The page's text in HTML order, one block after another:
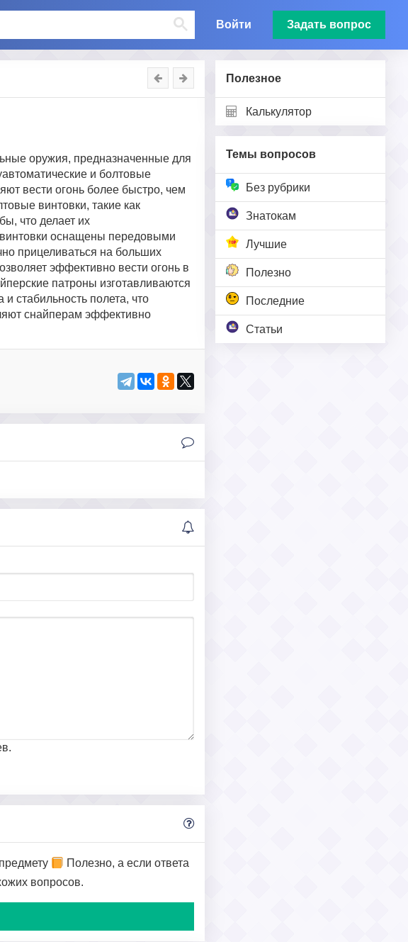
Войти Задать вопрос
Полезное
Калькулятор
Темы вопросов
Без рубрики
Знатокам
Лучшие
Полезно
Последние
Статьи
оружия, предназначенные для
и болтовые
вести огонь более быстро, чем
винтовки, такие как
что делает их
оснащены передовыми
прицеливаться на больших
эффективно вести огонь в
патроны изготавливаются
стабильность полета, что
снайперам эффективно
Полезно, а если ответа
вопросов.